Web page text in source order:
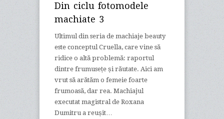
Din ciclu fotomodele
machiate 3
Ultimul din seria de machiaje beauty
este conceptul Cruella, care vine să
ridice o altă problemă: raportul
dintre frumusețe și răutate. Aici am
vrut să arătăm o femeie foarte
frumoasă, dar rea. Machiajul
executat magistral de Roxana
Dumitru a reușit…